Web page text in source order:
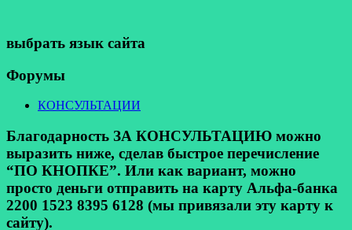
выбрать язык сайта
Форумы
КОНСУЛЬТАЦИИ
Благодарность ЗА КОНСУЛЬТАЦИЮ можно
выразить ниже, сделав быстрое перечисление
“ПО КНОПКЕ”. Или как вариант, можно
просто деньги отправить на карту Альфа-банка
2200 1523 8395 6128 (мы привязали эту карту к
сайту).